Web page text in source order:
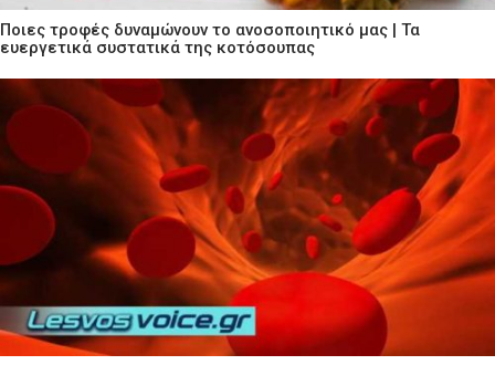
Ποιες τροφές δυναμώνουν το ανοσοποιητικό μας | Τα
ευεργετικά συστατικά της κοτόσουπας